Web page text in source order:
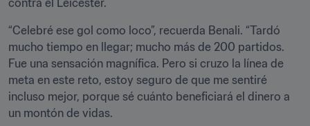
contra el Leicester.
“Celebré ese gol como loco”, recuerda Benali. “Tardó
mucho tiempo en llegar; mucho más de 200 partidos.
Fue una sensación magnífica. Pero si cruzo la línea de
meta en este reto, estoy seguro de que me sentiré
incluso mejor, porque sé cuánto beneficiará el dinero a
un montón de vidas.